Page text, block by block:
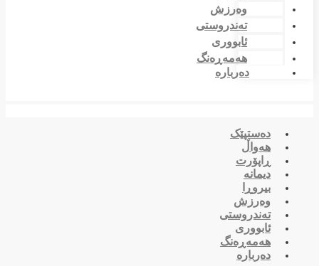
وەرزش
تەندروستی
ئابووری
هەمەڕەنگ
دەربارە
دەستپێک
هەواڵ
ڕاپۆرت
دیمانە
بیروڕا
وەرزش
تەندروستی
ئابووری
هەمەڕەنگ
دەربارە